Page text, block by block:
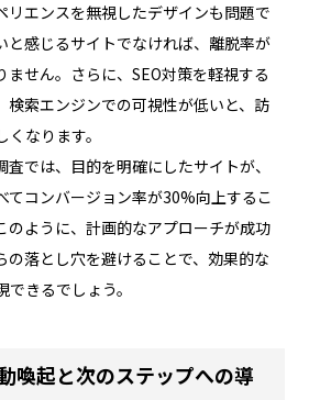
リエンスを無視したデザインも問題で
と感じるサイトでなければ、離脱率が
ません。さらに、SEO対策を軽視する
検索エンジンでの可視性が低いと、訪
なります。
では、目的を明確にしたサイトが、
てコンバージョン率が30%向上するこ
のように、計画的なアプローチが成功
の落とし穴を避けることで、効果的な
きるでしょう。
喚起と次のステップへの導